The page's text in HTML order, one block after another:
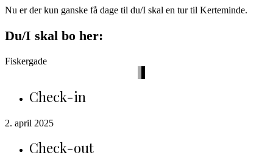
Nu er der kun ganske få dage til du/I skal en tur til Kerteminde.
Du/I skal bo her:
Fiskergade
Check-in
2. april 2025
Check-out